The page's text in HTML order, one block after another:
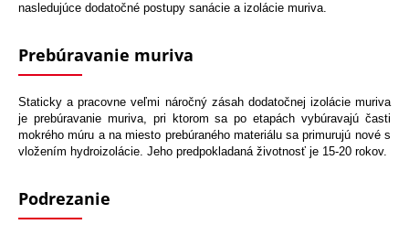
nasledujúce dodatočné postupy sanácie a izolácie muriva.
Prebúravanie muriva
Staticky a pracovne veľmi náročný zásah dodatočnej izolácie muriva
je prebúravanie muriva, pri ktorom sa po etapách vybúravajú časti
mokrého múru a na miesto prebúraného materiálu sa primurujú nové s
vložením hydroizolácie. Jeho predpokladaná životnosť je 15-20 rokov.
Podrezanie